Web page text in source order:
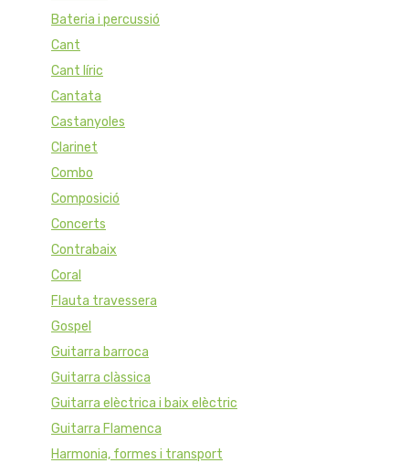
Bateria i percussió
Cant
Cant líric
Cantata
Castanyoles
Clarinet
Combo
Composició
Concerts
Contrabaix
Coral
Flauta travessera
Gospel
Guitarra barroca
Guitarra clàssica
Guitarra elèctrica i baix elèctric
Guitarra Flamenca
Harmonia, formes i transport